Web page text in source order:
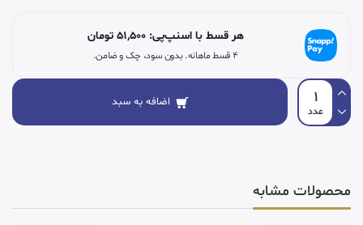
هر قسط با اسنپ‌پی:51,500 تومان
۴ قسط ماهانه. بدون سود، چک و ضامن.
اضافه به سبد
محصولات مشابه